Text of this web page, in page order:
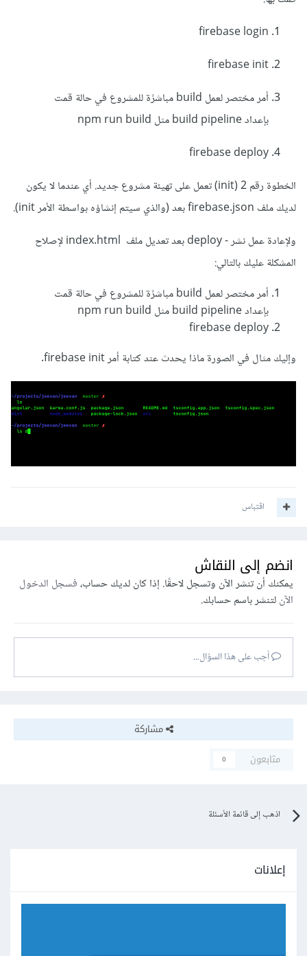
firebase login
firebase init
أمر مختصر لعمل build مباشرًة للمشروع في حالة قمت
بإعداد build pipeline مثل npm run build
firebase deploy
الخطوة رقم 2 (init) تعمل على تهيئة مشروع جديد. أي عندما لا يكون
لديك ملف firebase.json بعد (والذي سيتم إنشاؤه بواسطة الأمر init).
ولإعادة عمل نشر - deploy بعد تعديل ملف index.html لإصلاح
المشكلة عليك بالتالي:
أمر مختصر لعمل build مباشرًة للمشروع في حالة قمت
بإعداد build pipeline مثل npm run build
firebase deploy
وإليك مثال في الصورة ماذا يحدث عند كتابة أمر firebase init.
اقتباس
انضم إلى النقاش
يمكنك أن تنشر الآن وتسجل لاحقًا. إذا كان لديك حساب،فسجل الدخول
الآنلتنشر باسم حسابك.
أجب على هذا السؤال...
مشاركة
متابعون
0
اذهب إلى قائمة الأسئلة
إعلانات